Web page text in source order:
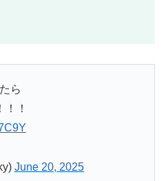
ら
！
June 20, 2025